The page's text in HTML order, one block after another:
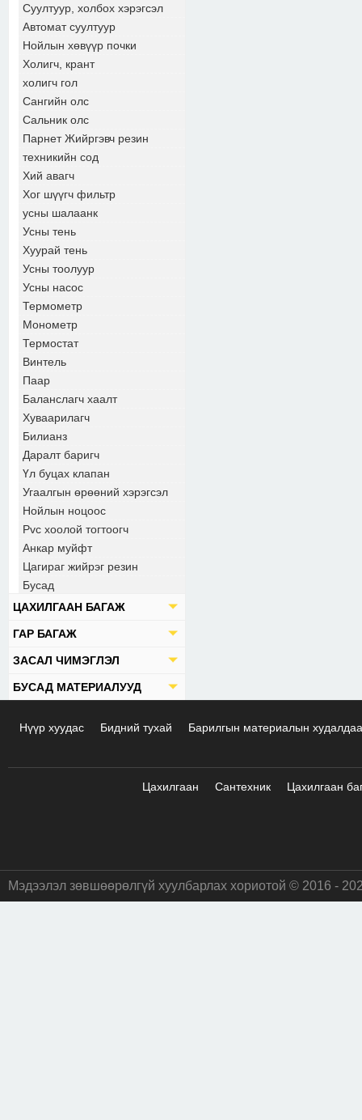
Суултуур, холбох хэрэгсэл
Автомат суултуур
Нойлын хөвүүр почки
Холигч, крант
холигч гол
Сангийн олс
Сальник олс
Парнет Жийргэвч резин
техникийн сод
Хий авагч
Хог шүүгч фильтр
усны шалаанк
Усны тень
Хуурай тень
Усны тоолуур
Усны насос
Термометр
Монометр
Термостат
Винтель
Паар
Баланслагч хаалт
Хуваарилагч
Билианз
Даралт баригч
Үл буцах клапан
Угаалгын өрөөний хэрэгсэл
Нойлын ноцоос
Pvc хоолой тогтоогч
Анкар муйфт
Цагираг жийрэг резин
Бусад
ЦАХИЛГААН БАГАЖ
ГАР БАГАЖ
ЗАСАЛ ЧИМЭГЛЭЛ
БУСАД МАТЕРИАЛУУД
Нүүр хуудас Бидний тухай Барилгын материалын
Цахилгаан Сантехник Цахилгаан
Мэдээлэл зөвшөөрөлгүй хуулбарлах хориотой © 2016 -